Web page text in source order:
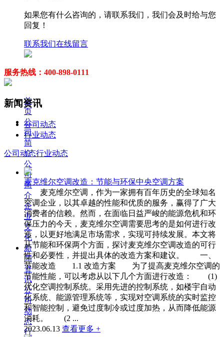
如果您有什么咨询的，请联系我们，我们会及时给与您
回复！
联系我们在线留言
服务热线：400-898-0111
首
页
公
司
简
介
公
司
简
介
企
业
文
化
新
闻
资
讯
公
司
动
态
行
新闻资讯
公司动态
行业动态
公司动态行业动态
麦克维尔空调改造：节能与环保中央空调方案
麦克维尔空调，作为一家拥有百年历史的全球知名
空调企业，以其卓越的性能和优质的服务，赢得了广大
消费者的信赖。然而，在面临日益严峻的能源危机和环
保压力的今天，麦克维尔空调需要思考的是如何进行改
造，以更好地满足市场需求，实现可持续发展。本文将
从节能和环保两个方面，探讨麦克维尔空调改造的可行
性和必要性，并提出具体的改造方案和建议。 一、
节能改造 1.1 改造方案 为了提高麦克维尔空调的
节能性能，可以考虑从以下几个方面进行改造： (1)
优化空调控制系统。采用先进的控制系统，如楼宇自动
化系统、能源管理系统等，实现对空调系统的实时监控
和智能控制，避免过度制冷或过度加热，从而降低能源
消耗。 (2 ...
2023.06.13 查看更多 +